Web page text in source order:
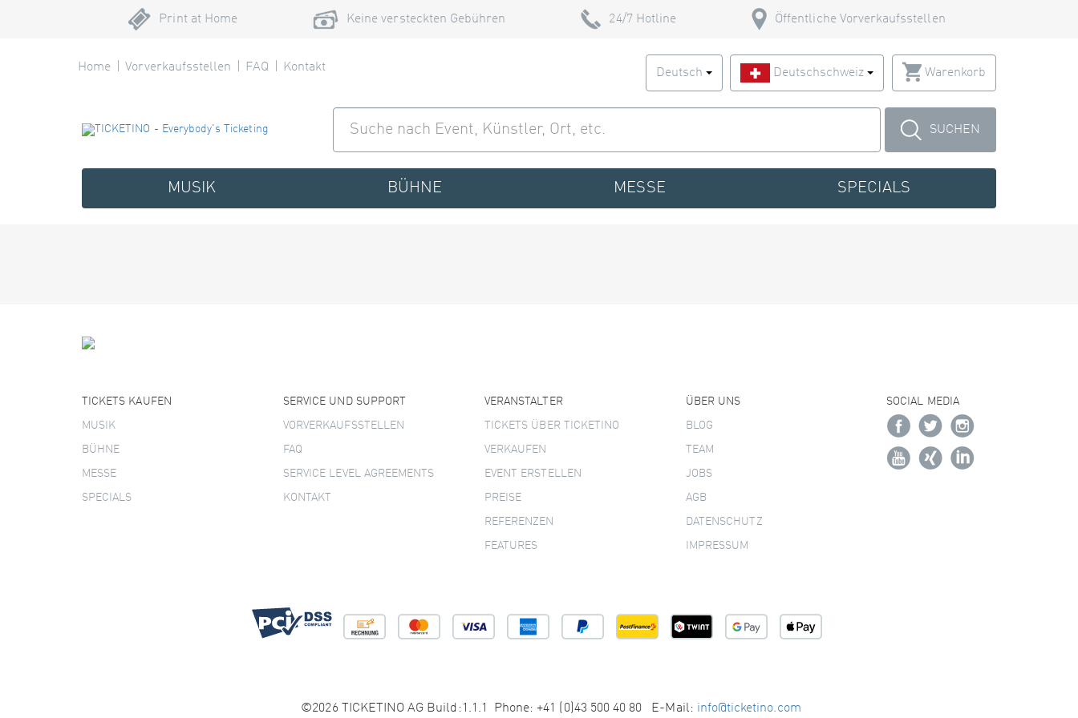
Print at Home Keine versteckten Gebühren 24/7 Hotline Öffentliche Vorverkaufsstellen
Home Vorverkaufsstellen FAQ Kontakt Deutsch Deutschschweiz Warenkorb
SUCHEN
MUSIK BÜHNE MESSE SPECIALS
TICKETS KAUFEN
MUSIK
BÜHNE
MESSE
SPECIALS
SERVICE UND SUPPORT
VORVERKAUFSSTELLEN
FAQ
SERVICE LEVEL AGREEMENTS
KONTAKT
VERANSTALTER
TICKETS ÜBER TICKETINO
VERKAUFEN
EVENT ERSTELLEN
PREISE
REFERENZEN
FEATURES
ÜBER UNS
BLOG
TEAM
JOBS
AGB
DATENSCHUTZ
IMPRESSUM
SOCIAL MEDIA
©2026 TICKETINO AG Build:1.1.1 Phone: +41 (0)43 500 40 80 E-Mail: info@ticketino.com